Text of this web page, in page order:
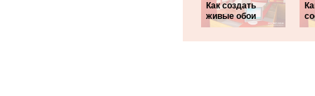
Как создать
живые обои